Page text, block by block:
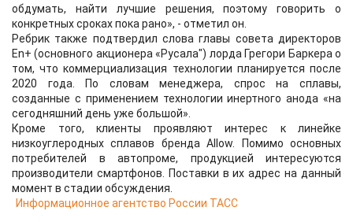
обдумать, найти лучшие решения, поэтому говорить о
конкретных сроках пока рано», - отметил он.
Ребрик также подтвердил слова главы совета директоров
En+ (основного акционера «Русала") лорда Грегори Баркера о
том, что коммерциализация технологии планируется после
2020 года. По словам менеджера, спрос на сплавы,
созданные с применением технологии инертного анода «на
сегодняшний день уже большой».
Кроме того, клиенты проявляют интерес к линейке
низкоуглеродных сплавов бренда Allow. Помимо основных
потребителей в автопроме, продукцией интересуются
производители смартфонов. Поставки в их адрес на данный
момент в стадии обсуждения.
Информационное агентство России ТАСС